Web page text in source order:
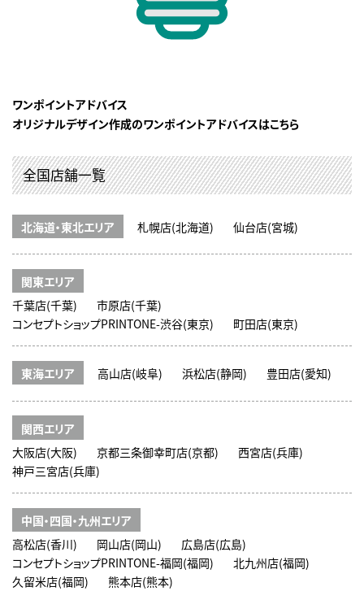
ワンポイントアドバイス
オリジナルデザイン作成のワンポイントアドバイスはこちら
全国店舗一覧
北海道・東北エリア 札幌店(北海道) 仙台店(宮城)
関東エリア
千葉店(千葉)
市原店(千葉)
コンセプトショップPRINTONE-渋谷(東京)
町田店(東京)
東海エリア 高山店(岐阜) 浜松店(静岡) 豊田店(愛知)
関西エリア
大阪店(大阪)
京都三条御幸町店(京都)
西宮店(兵庫)
神戸三宮店(兵庫)
中国・四国・九州エリア
高松店(香川)
岡山店(岡山)
広島店(広島)
コンセプトショップPRINTONE-福岡(福岡)
北九州店(福岡)
久留米店(福岡)
熊本店(熊本)